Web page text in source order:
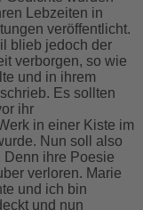
Lebzeiten in
veröffentlicht.
blieb jedoch der
verborgen, so wie
und in ihrem
Es sollten
ihr
in einer Kiste im
Nun soll also
Denn ihre Poesie
verloren. Marie
und ich bin
und nun